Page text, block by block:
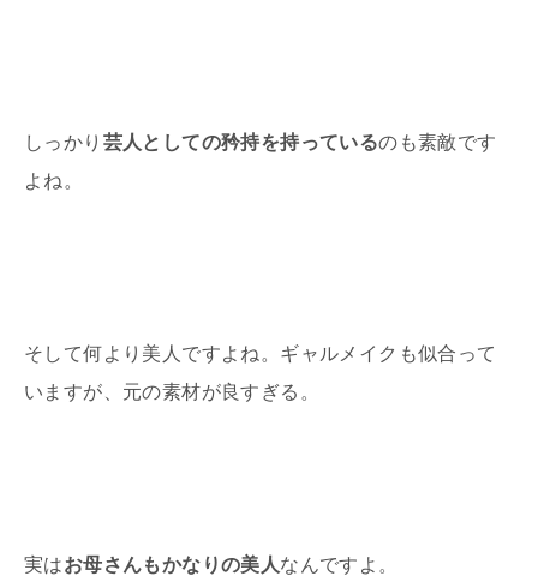
しっかり 芸人としての矜持を持っているのも素敵です
よね。
そして何より美人ですよね。ギャルメイクも似合って
いますが、元の素材が良すぎる。
実はお母さんもかなりの美人なんですよ。